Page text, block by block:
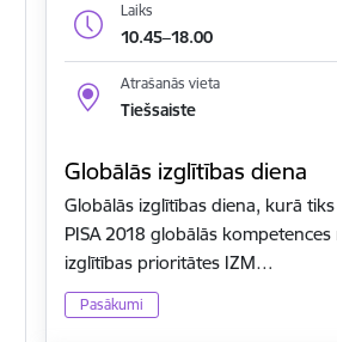
Laiks
10.45–18.00
Atrašanās vieta
Tiešsaiste
Globālās izglītības diena
Globālās izglītības diena, kurā
PISA 2018 globālās
izglītības prioritātes IZM…
Pasākumi